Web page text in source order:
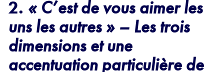
2. « C’est de vous aimer les
uns les autres » – Les trois
dimensions et une
accentuation particulière de